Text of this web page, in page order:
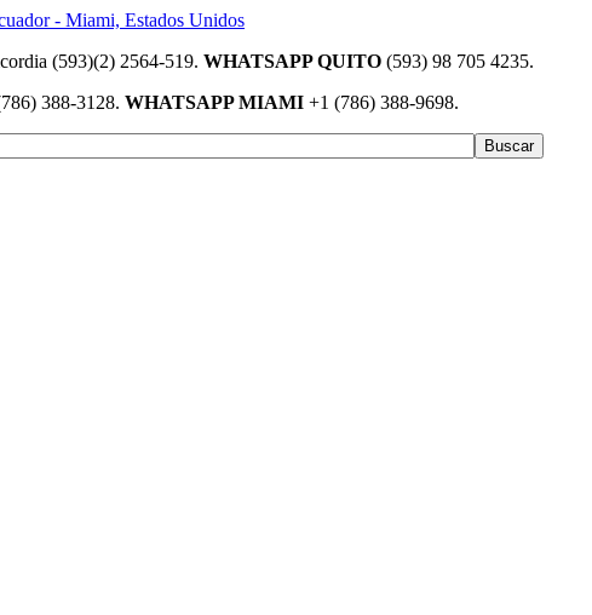
(593)(2) 2564-519. WHATSAPP QUITO (593) 98 705 4235.
388-3128. WHATSAPP MIAMI +1 (786) 388-9698.